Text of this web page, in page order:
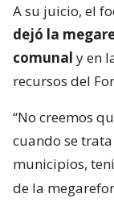
A su juicio, el
dejó la
comunal y en
recursos del
“No creemos
cuando se
municipios,
de la